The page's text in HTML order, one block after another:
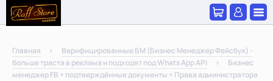
Главная
Верифицированные БМ (Бизнес Менеджер Фейсбук) -
больше траста в реклама и подходят под Whats App API
Бизнес
менеджер FB + подтверждённые документы + Права администратора